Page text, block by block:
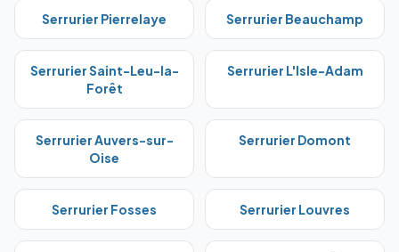
Serrurier Pierrelaye Serrurier Beauchamp
SerrurierSaint-Leu-la-
Forêt
Serrurier L'Isle-Adam
SerrurierAuvers-sur-
Oise
Serrurier Domont
Serrurier Fosses Serrurier Louvres